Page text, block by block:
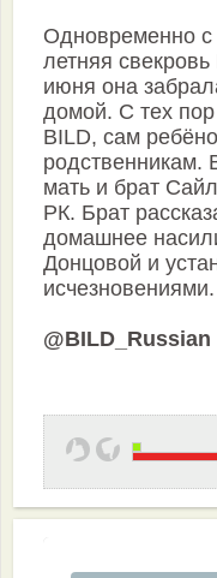
Одновременно
летняя
июня она
домой. С тех
BILD, сам
родственникам.
мать и брат
РК. Брат
домашнее
Донцовой и
исчезновениями.
@BILD_Russian